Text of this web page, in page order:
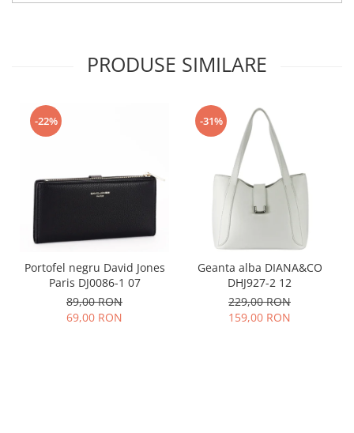
PRODUSE SIMILARE
-22%
Portofel negru David Jones
Paris DJ0086-1 07
89,00 RON
69,00 RON
-31%
Geanta alba DIANA&CO
DHJ927-2 12
229,00 RON
159,00 RON